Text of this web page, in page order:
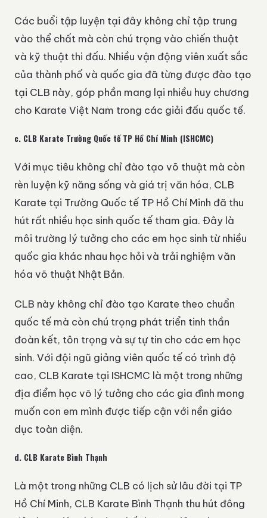
Các buổi tập luyện tại đây không chỉ tập trung
vào thể chất mà còn chú trọng vào chiến thuật
và kỹ thuật thi đấu. Nhiều vận động viên xuất sắc
của thành phố và quốc gia đã từng được đào tạo
tại CLB này, góp phần mang lại nhiều huy chương
cho Karate Việt Nam trong các giải đấu quốc tế.
c. CLB Karate Trường Quốc tế TP Hồ Chí Minh (ISHCMC)
Với mục tiêu không chỉ đào tạo võ thuật mà còn
rèn luyện kỹ năng sống và giá trị văn hóa, CLB
Karate tại Trường Quốc tế TP Hồ Chí Minh đã thu
hút rất nhiều học sinh quốc tế tham gia. Đây là
môi trường lý tưởng cho các em học sinh từ nhiều
quốc gia khác nhau học hỏi và trải nghiệm văn
hóa võ thuật Nhật Bản.
CLB này không chỉ đào tạo Karate theo chuẩn
quốc tế mà còn chú trọng phát triển tinh thần
đoàn kết, tôn trọng và sự tự tin cho các em học
sinh. Với đội ngũ giảng viên quốc tế có trình độ
cao, CLB Karate tại ISHCMC là một trong những
địa điểm học võ lý tưởng cho các gia đình mong
muốn con em mình được tiếp cận với nền giáo
dục toàn diện.
d. CLB Karate Bình Thạnh
Là một trong những CLB có lịch sử lâu đời tại TP
Hồ Chí Minh, CLB Karate Bình Thạnh thu hút đông